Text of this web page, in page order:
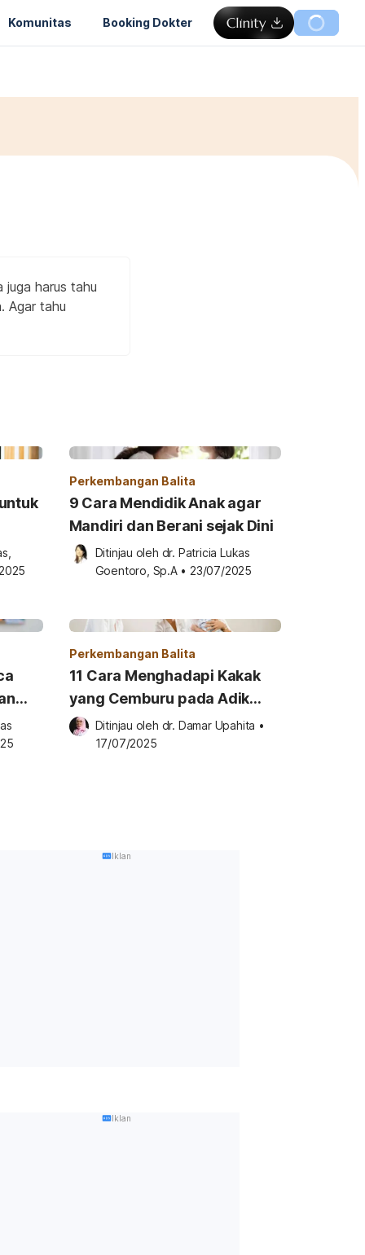
Komunitas Booking Dokter
harus tahu
Agar tahu
Perkembangan Balita
9 Cara Mendidik Anak agar
Mandiri dan Berani sejak Dini
Ditinjau oleh dr. Patricia Lukas
Goentoro, Sp.A • 23/07/2025
Perkembangan Balita
11 Cara Menghadapi Kakak
yang Cemburu pada Adik
BayiDitinjau oleh dr. Damar Upahita •
17/07/2025
Iklan
Iklan